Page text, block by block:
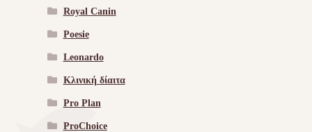
Royal Canin
Poesie
Leonardo
Κλινική δίαιτα
Pro Plan
ProChoice